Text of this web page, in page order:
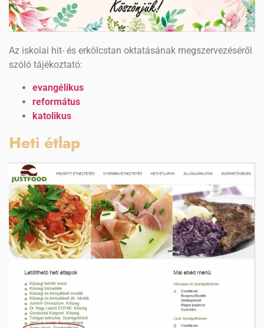
Az iskolai hit- és erkölcstan oktatásának megszervezéséről
szóló tájékoztató:
evangélikus
református
katolikus
Heti étlap